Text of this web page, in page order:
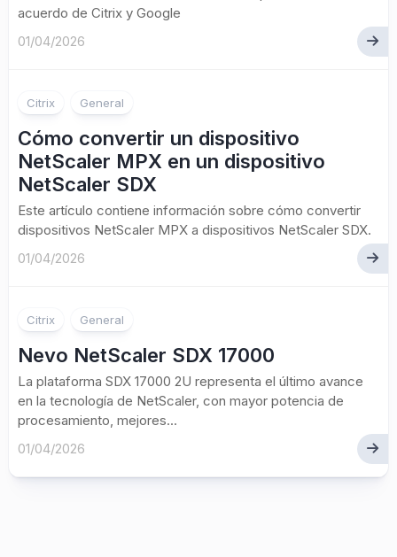
acuerdo de Citrix y Google
01/04/2026
Citrix General
Cómo convertir un dispositivo
NetScaler MPX en un dispositivo
NetScaler SDX
Este artículo contiene información sobre cómo convertir
dispositivos NetScaler MPX a dispositivos NetScaler SDX.
01/04/2026
Citrix General
Nevo NetScaler SDX 17000
La plataforma SDX 17000 2U representa el último avance
en la tecnología de NetScaler, con mayor potencia de
procesamiento, mejores...
01/04/2026